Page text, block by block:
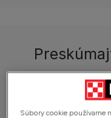
Všetky články o
Súbory cookie používame